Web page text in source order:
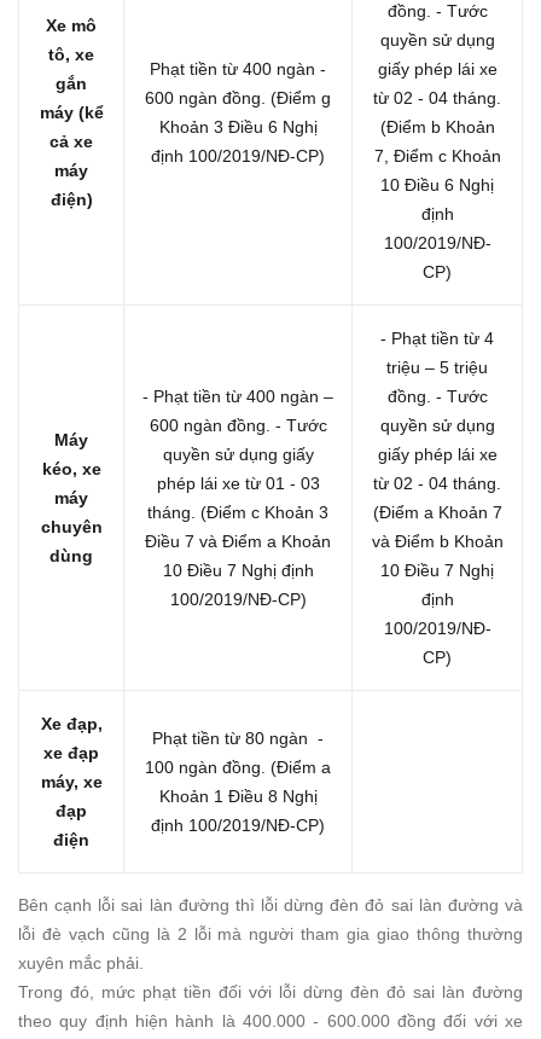
Xe mô
tô, xe
gắn
máy (kể
cả xe
máy
điện)
Phạt tiền từ 400 ngàn -
600 ngàn đồng. (Điểm g
Khoản 3 Điều 6 Nghị
định 100/2019/NĐ-CP)
đồng. - Tước
quyền sử dụng
giấy phép lái xe
từ 02 - 04 tháng.
(Điểm b Khoản
7, Điểm c Khoản
10 Điều 6 Nghị
định
100/2019/NĐ-
CP)
Máy
kéo, xe
máy
chuyên
dùng
- Phạt tiền từ 400 ngàn –
600 ngàn đồng. - Tước
quyền sử dụng giấy
phép lái xe từ 01 - 03
tháng. (Điểm c Khoản 3
Điều 7 và Điểm a Khoản
10 Điều 7 Nghị định
100/2019/NĐ-CP)
- Phạt tiền từ 4
triệu – 5 triệu
đồng. - Tước
quyền sử dụng
giấy phép lái xe
từ 02 - 04 tháng.
(Điểm a Khoản 7
và Điểm b Khoản
10 Điều 7 Nghị
định
100/2019/NĐ-
CP)
Xe đạp,
xe đạp
máy, xe
đạp
điện
Phạt tiền từ 80 ngàn -
100 ngàn đồng. (Điểm a
Khoản 1 Điều 8 Nghị
định 100/2019/NĐ-CP)
Bên cạnh lỗi sai làn đường thì lỗi dừng đèn đỏ sai làn đường và
lỗi đè vạch cũng là 2 lỗi mà người tham gia giao thông thường
xuyên mắc phải.
Trong đó, mức phạt tiền đối với lỗi dừng đèn đỏ sai làn đường
theo quy định hiện hành là 400.000 - 600.000 đồng đối với xe